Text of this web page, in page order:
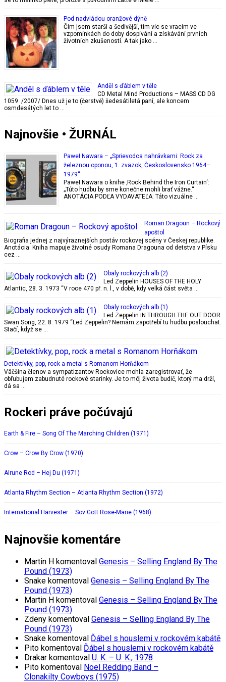
Pod nadvládou oranžové dýně
Čím jsem starší a šedivější, tím víc se vracím ve
vzpomínkách do doby dospívání a získávání prvních
životních zkušeností. A tak jako …
Anděl s ďáblem v těle
CD Metal Mind Productions – MASS CD DG
1059 /2007/ Dnes už je to (čerstvě) šedesátiletá paní, ale koncem
osmdesátých let to …
Najnovšie • ŽURNÁL
Paweł Nawara – „Sprievodca nahrávkami: Rock za
železnou oponou, 1. zväzok, Československo 1964–
1979“
Paweł Nawara o knihe ‚Rock Behind the Iron Curtain‘:
„Túto hudbu by sme konečne mohli brať vážne.“
ANOTÁCIA PODĽA VYDAVATEĽA: Táto vizuálne …
Roman Dragoun – Rockový
apoštol
Biografia jednej z najvýraznejších postáv rockovej scény v Českej republike.
Anotácia: Kniha mapuje životné osudy Romana Dragouna od detstva v Písku
cez …
Obaly rockových alb (2)
Led Zeppelin HOUSES OF THE HOLY
Atlantic, 28. 3. 1973 “V roce 470 př. n. l., v době, kdy velká část světa …
Obaly rockových alb (1)
Led Zeppelin IN THROUGH THE OUT DOOR
Swan Song, 22. 8. 1979 “Led Zeppelin? Nemám zapotřebí tu hudbu poslouchat.
Stačí, když se …
Detektívky, pop, rock a metal s Romanom Horňákom
Väčšina členov a sympatizantov Rockovice mohla zaregistrovať, že
obľubujem zabudnuté rockové starinky. Je to môj života budič, ktorý ma drží,
dá sa …
Rockeri práve počúvajú
Earth & Fire – Song Of The Marching Children (1971)
Crow – Crow By Crow (1970)
Alrune Rod – Hej Du (1971)
Atlanta Rhythm Section – Atlanta Rhythm Section (1972)
International Harvester – Sov Gott Rose-Marie (1968)
Najnovšie komentáre
Martin H komentoval Genesis – Selling England By The
Pound (1973)
Snake komentoval Genesis – Selling England By The
Pound (1973)
Martin H komentoval Genesis – Selling England By The
Pound (1973)
Zdeny komentoval Genesis – Selling England By The
Pound (1973)
Snake komentoval Ďábel s houslemi v rockovém kabátě
Pito komentoval Ďábel s houslemi v rockovém kabátě
Drakar komentoval U. K. – U. K., 1978
Pito komentoval Noel Redding Band –
Clonakilty Cowboys (1975)